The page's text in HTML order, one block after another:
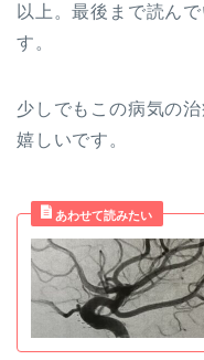
以上。最後まで読ん
す。
少しでもこの病気の
嬉しいです。